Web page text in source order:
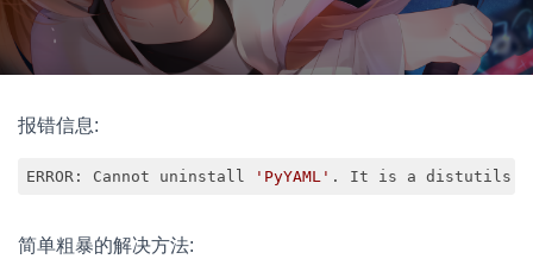
报错信息:
ERROR: Cannot uninstall 'PyYAML' . It is a distutils
简单粗暴的解决方法: